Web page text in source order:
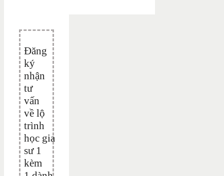
Đăng
ký
nhận
tư
vấn
về lộ
trình
học gia
sư 1
kèm